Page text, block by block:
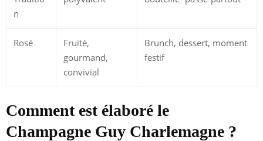
n
Rosé
Fruité,
gourmand,
convivial
Brunch, dessert, moment
festif
Comment est élaboré le
Champagne Guy Charlemagne ?